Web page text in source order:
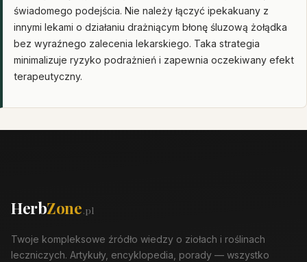
świadomego podejścia. Nie należy łączyć ipekakuany z
innymi lekami o działaniu drażniącym błonę śluzową żołądka
bez wyraźnego zalecenia lekarskiego. Taka strategia
minimalizuje ryzyko podrażnień i zapewnia oczekiwany efekt
terapeutyczny.
HerbZone.pl
Twoje kompleksowe źródło wiedzy o ziołach i roślinach
leczniczych. Artykuły, encyklopedia, porady — wszystko